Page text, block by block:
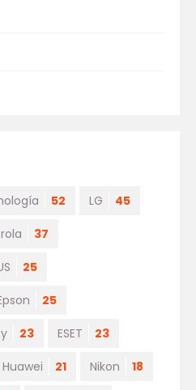
52 LG 45
37
25
25
23 ESET 23
Huawei 21 Nikon 18